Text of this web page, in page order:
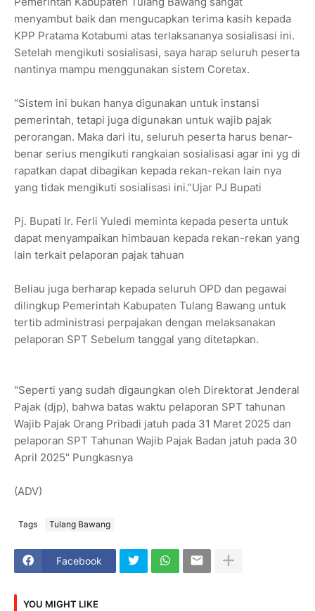
menyambut baik dan mengucapkan terima kasih kepada
KPP Pratama Kotabumi atas terlaksananya sosialisasi ini.
Setelah mengikuti sosialisasi, saya harap seluruh peserta
nantinya mampu menggunakan sistem Coretax.
“Sistem ini bukan hanya digunakan untuk instansi
pemerintah, tetapi juga digunakan untuk wajib pajak
perorangan. Maka dari itu, seluruh peserta harus benar-
benar serius mengikuti rangkaian sosialisasi agar ini yg di
rapatkan dapat dibagikan kepada rekan-rekan lain nya
yang tidak mengikuti sosialisasi ini.”Ujar PJ Bupati
Pj. Bupati Ir. Ferli Yuledi meminta kepada peserta untuk
dapat menyampaikan himbauan kepada rekan-rekan yang
lain terkait pelaporan pajak tahuan
Beliau juga berharap kepada seluruh OPD dan pegawai
dilingkup Pemerintah Kabupaten Tulang Bawang untuk
tertib administrasi perpajakan dengan melaksanakan
pelaporan SPT Sebelum tanggal yang ditetapkan.
"Seperti yang sudah digaungkan oleh Direktorat Jenderal
Pajak (djp), bahwa batas waktu pelaporan SPT tahunan
Wajib Pajak Orang Pribadi jatuh pada 31 Maret 2025 dan
pelaporan SPT Tahunan Wajib Pajak Badan jatuh pada 30
April 2025" Pungkasnya
(ADV)
Tags Tulang Bawang
Facebook
YOU MIGHT LIKE